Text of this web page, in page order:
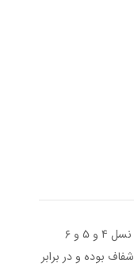
گلس آیپد ۱۲.۹ اینچ پیکسو برای آیپد پرو نسل ۴ و ۵ و ۶
مناسب می باشد . جنس گلس آیپد ۱۲.۹ شفاف بوده و در برابر